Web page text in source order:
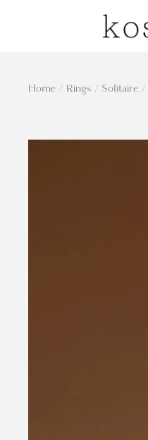
Home / Rings / Solitaire /